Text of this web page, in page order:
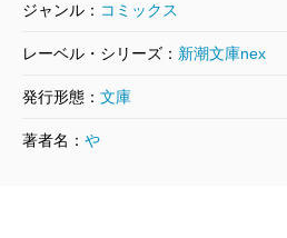
ているのだ。したがってストー
ストレスなくページを捲れるよ
ポイントを押さえておきたい。
ジャンル： コミックス
レーベル・シリーズ： 新潮文庫nex
発行形態： 文庫
著者名： や